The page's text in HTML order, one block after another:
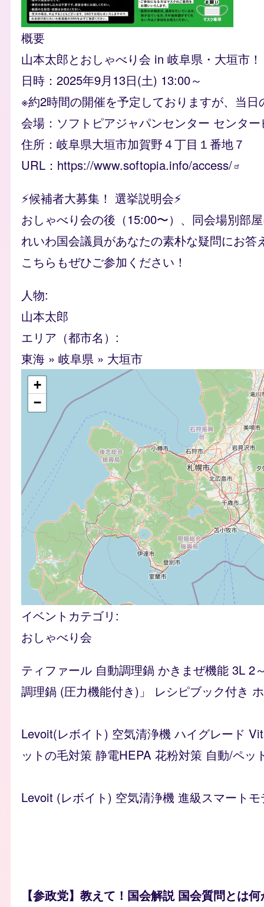
概要
山本太郎とおしゃべり会 in 岐阜県・大垣市！
日時：2025年9月13日(土) 13:00～
※約2時間の開催を予定しておりますが、当日
会場：ソフトピアジャパンセンター センタ
住所：岐阜県大垣市加賀野４丁目１番地７
URL： https://www.softopia.info/access/
⚡️候補者大募集！ 選挙説明会⚡️
おしゃべり会の後（15:00〜）、同会場別部
れいわ国会議員があなたの素朴な疑問にお答
こちらもぜひご参加ください！
人物
山本太郎
エリア（都市名）
東海 » 岐阜県 » 大垣市
geofield
+
−
イベントカテゴリ
おしゃべり会
ティファール 自動調理鍋 かきまぜ機能 3L
調理鍋 (圧力機能付き)」 レシピブック付き
Levoit(レボイト) 空気清浄機 ハイグレード
ットの毛対策 静電HEPA 花粉対策 自動/ペッ
Levoit (レボイト) 空気清浄機 進級スマート
【参政党】教えて！国会解説 国会質問とは